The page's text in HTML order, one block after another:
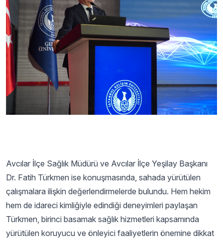
Avcılar İlçe Sağlık Müdürü ve Avcılar İlçe Yeşilay Başkanı
Dr. Fatih Türkmen ise konuşmasında, sahada yürütülen
çalışmalara ilişkin değerlendirmelerde bulundu. Hem hekim
hem de idareci kimliğiyle edindiği deneyimleri paylaşan
Türkmen, birinci basamak sağlık hizmetleri kapsamında
yürütülen koruyucu ve önleyici faaliyetlerin önemine dikkat